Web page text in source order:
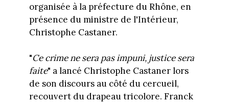
organisée à la préfecture du Rhône, en
présence du ministre de l'Intérieur,
Christophe Castaner.
"Ce crime ne sera pas impuni, justice sera
faite" a lancé Christophe Castaner lors
de son discours au côté du cercueil,
recouvert du drapeau tricolore. Franck